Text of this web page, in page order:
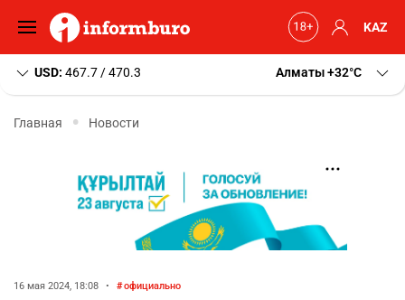
KAZ
USD: 467.7 / 470.3 Алматы+32 C
Главная Новости
16 мая 2024, 18:08 • официально